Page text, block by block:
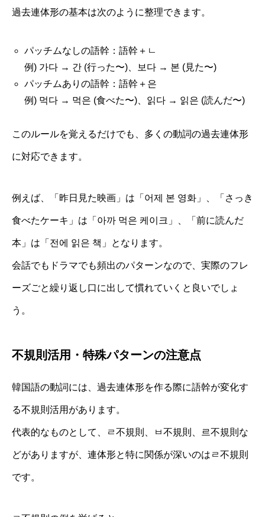
過去連体形の基本は次のように整理できます。
パッチムなしの語幹：語幹＋ㄴ
例) 가다 → 간 (行った〜)、보다 → 본 (見た〜)
パッチムありの語幹：語幹＋은
例) 먹다 → 먹은 (食べた〜)、읽다 → 읽은 (読んだ〜)
このルールを覚えるだけでも、多くの動詞の過去連体形
に対応できます。
例えば、「昨日見た映画」は「어제 본 영화」、「さっき
食べたケーキ」は「아까 먹은 케이크」、「前に読んだ
本」は「전에 읽은 책」となります。
会話でもドラマでも頻出のパターンなので、実際のフレ
ーズごと繰り返し口に出して慣れていくと良いでしょ
う。
不規則活用・特殊パターンの注意点
韓国語の動詞には、過去連体形を作る際に語幹が変化す
る不規則活用があります。
代表的なものとして、ㄹ不規則、ㅂ不規則、르不規則な
どがありますが、連体形と特に関係が深いのはㄹ不規則
です。